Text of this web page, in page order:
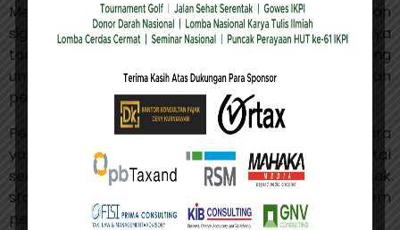
Meski Pilar Dua telah menunjukkan kemajuan
signifikan, Sri Mulyani mengungkapkan masih adanya
tantangan dalam finalisasi Pilar Satu yang dirancang
untuk merealokasi hak pemajakan atas keuntungan
perusahaan digital lintas yurisdiksi.
Penundaan ini diperparah oleh tren beberapa negara
yang memilih menerapkan pajak layanan digital
secara unilateral, yang dikhawatirkan dapat merusak
stabilitas dan kesepahaman global dalam sistem
perpajakan.